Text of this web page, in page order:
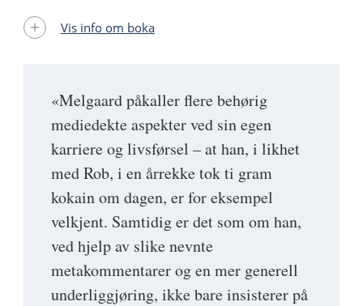
«Melgaard påkaller flere behørig
mediedekte aspekter ved sin egen
karriere og livsførsel – at han, i likhet
med Rob, i en årrekke tok ti gram
kokain om dagen, er for eksempel
velkjent. Samtidig er det som om han,
ved hjelp av slike nevnte
metakommentarer og en mer generell
underliggjøring, ikke bare insisterer på
Vis info om boka